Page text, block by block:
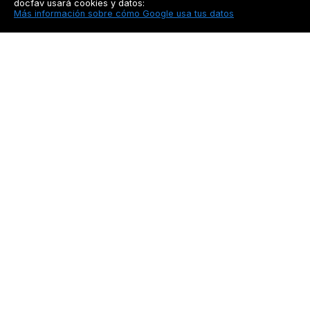
docfav usará cookies y datos:
Más información sobre cómo Google usa tus datos